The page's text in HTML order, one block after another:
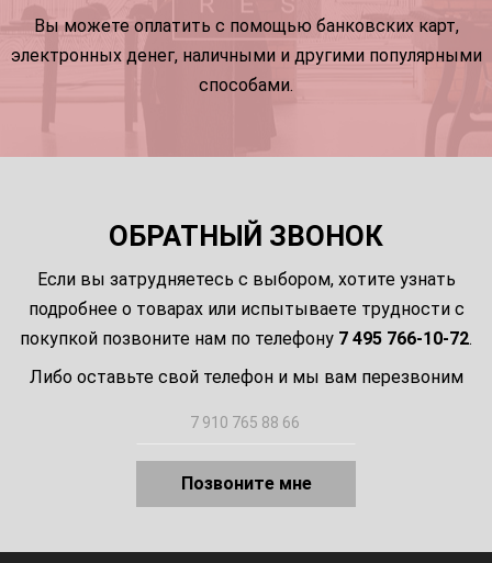
Вы можете оплатить с помощью банковских карт,
электронных денег, наличными и другими популярными
способами.
ОБРАТНЫЙ ЗВОНОК
Если вы затрудняетесь с выбором, хотите узнать
подробнее о товарах или испытываете трудности с
покупкой позвоните нам по телефону 7 495 766-10-72.
Либо оставьте свой телефон и мы вам перезвоним
Позвоните мне